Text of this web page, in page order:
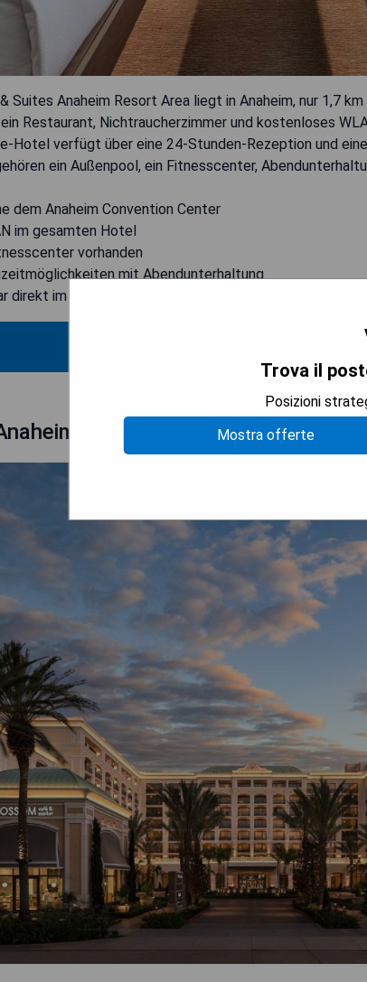
Suites Anaheim Resort Area liegt in Anaheim, nur 1,7
Restaurant, Nichtraucherzimmer und kostenloses
Hotel verfügt über eine 24-Stunden-Rezeption und
ein Außenpool, ein Fitnesscenter,
dem Anaheim Convention Center
im gesamten Hotel
vorhanden
mit Abendunterhaltung
direkt im Hotel
Resort
Trova il
Posizioni
Mostra offerte